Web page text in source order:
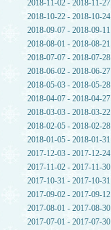
2018-11-02 - 2018-11-27
2018-10-22 - 2018-10-24
2018-09-07 - 2018-09-11
2018-08-01 - 2018-08-21
2018-07-07 - 2018-07-28
2018-06-02 - 2018-06-27
2018-05-03 - 2018-05-28
2018-04-07 - 2018-04-27
2018-03-03 - 2018-03-22
2018-02-05 - 2018-02-28
2018-01-05 - 2018-01-31
2017-12-03 - 2017-12-24
2017-11-02 - 2017-11-30
2017-10-31 - 2017-10-31
2017-09-02 - 2017-09-12
2017-08-01 - 2017-08-30
2017-07-01 - 2017-07-30